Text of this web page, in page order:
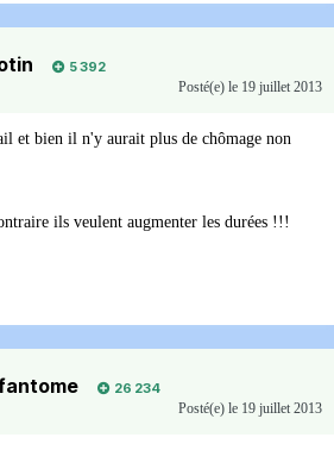
5 392
Posté(e) le 19 juillet 2013
et bien il n'y aurait plus de chômage non
ils veulent augmenter les durées !!!
26 234
Posté(e) le 19 juillet 2013